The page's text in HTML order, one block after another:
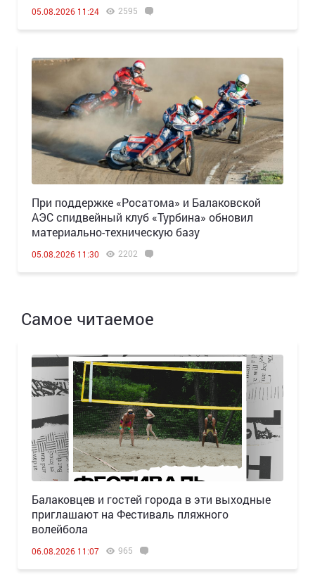
05.08.2026 11:24 2595
При поддержке «Росатома» и Балаковской
АЭС спидвейный клуб «Турбина» обновил
материально-техническую базу
05.08.2026 11:30 2202
Самое читаемое
Балаковцев и гостей города в эти выходные
приглашают на Фестиваль пляжного
волейбола
06.08.2026 11:07 965